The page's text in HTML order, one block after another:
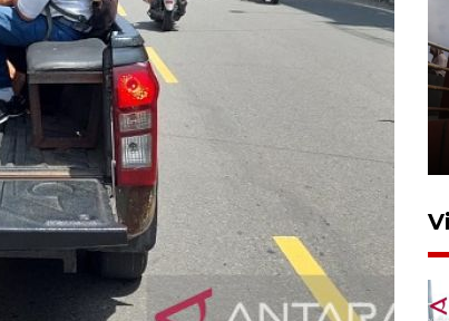
Unjuk rasa protes penataan
Pasar Higienis
5 Mei 2026 05:32